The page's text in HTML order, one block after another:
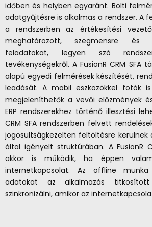
időben és helyben egyaránt. Bolti
adatgyűjtésre is alkalmas a rendszer. A
a rendszerben az értékesítési
meghatározott, szegmensre és
feladatokat, legyen szó
tevékenységekről. A FusionR CRM SFA
alapú egyedi felmérések készítését,
leadását. A mobil eszközökkel fotók
megjeleníthetők a vevői előzmények
ERP rendszerekhez történő illesztési
CRM SFA rendszerben felvett
jogosultságkezelten feltöltésre kerülnek
által igényelt struktúrában. A FusionR
akkor is működik, ha éppen
internetkapcsolat. Az offline
adatokat az alkalmazás
szinkronizálni, amikor az